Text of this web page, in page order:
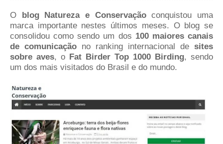
O blog Natureza e Conservaçãoconquistou uma
marca importante nestes últimos meses. O blog se
consolidou como sendo um dos 100 maiores canais
de comunicação no ranking internacional de sites
sobre aves, o Fat Birder Top 1000 Birding, sendo
um dos mais visitados do Brasil e do mundo.